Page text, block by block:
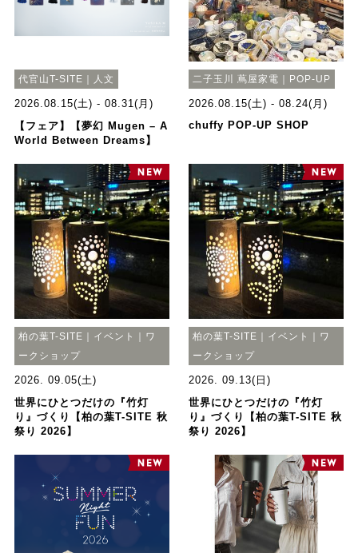
代官山T-SITE｜人文
2026.08.15(土) - 08.31(月)
【フェア】【夢幻 Mugen – A
World Between Dreams】
二子玉川 蔦屋家電｜POP-UP
2026.08.15(土) - 08.24(月)
chuffy POP-UP SHOP
柏の葉T-SITE｜イベント｜ワ
ークショップ
2026. 09.05(土)
世界にひとつだけの『竹灯
り』づくり【柏の葉T-SITE 秋
祭り 2026】
柏の葉T-SITE｜イベント｜ワ
ークショップ
2026. 09.13(日)
世界にひとつだけの『竹灯
り』づくり【柏の葉T-SITE 秋
祭り 2026】